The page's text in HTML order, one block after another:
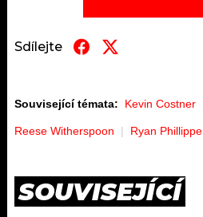
Sdílejte
Související témata: Kevin Costner
Reese Witherspoon Ryan Phillippe
SOUVISEJÍCÍ